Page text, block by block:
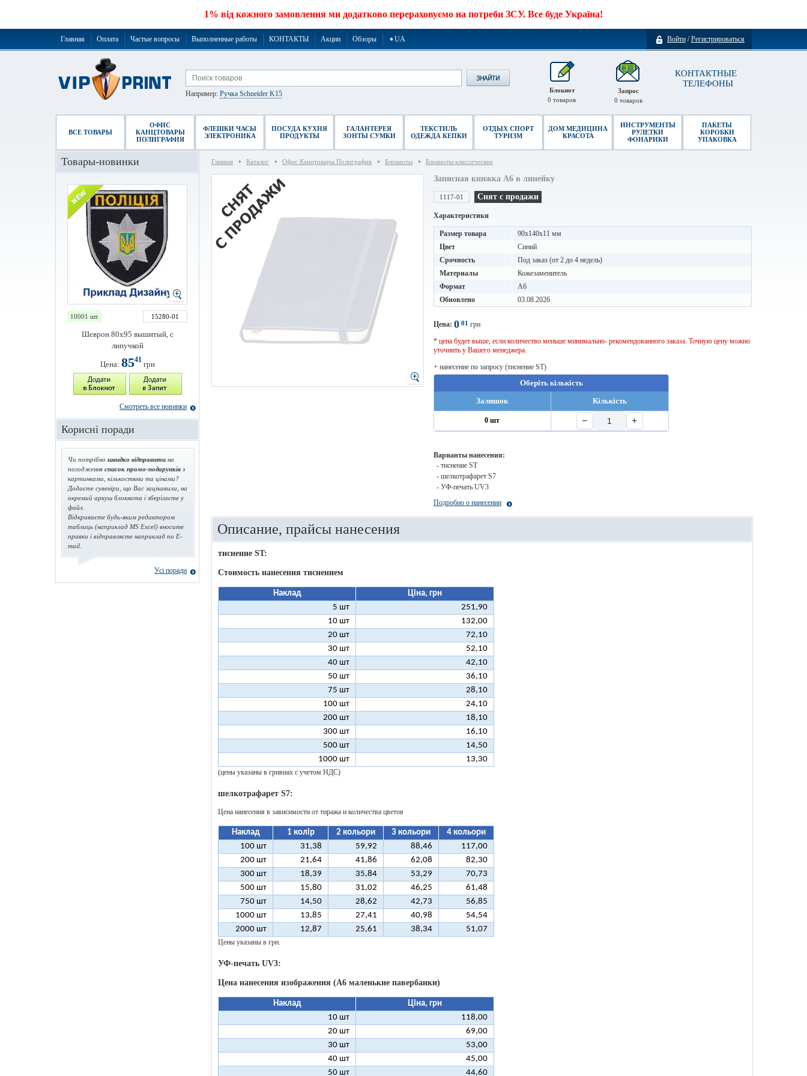
1% від кожного замовлення ми додатково перераховуємо на потреби ЗСУ. Все буде Україна!
Войти /Регистрироваться
Главная Оплата Частые вопросы Выполненные работы КОНТАКТЫ Акции Обзоры ➧UA
КОНТАКТНЫЕ
ТЕЛЕФОНЫ
Запрос
0 товаров
Например: Ручка Schneider K15
Блокнот
0 товаров
ВСЕ ТОВАРЫ
ОФИС
КАНЦТОВАРЫ
ПОЛИГРАФИЯ
ФЛЕШКИ ЧАСЫ
ЭЛЕКТРОНИКА
ПОСУДА КУХНЯ
ПРОДУКТЫ
ГАЛАНТЕРЕЯ
ЗОНТЫ СУМКИ
ТЕКСТИЛЬ
ОДЕЖДА КЕПКИ
ОТДЫХ СПОРТ
ТУРИЗМ
ДОМ МЕДИЦИНА
КРАСОТА
ИНСТРУМЕНТЫ
РУЛЕТКИ
ФОНАРИКИ
ПАКЕТЫ
КОРОБКИ
УПАКОВКА
Главная Каталог Офис Канцтовары Полиграфия Блокноты Блокноты классические
Записная книжка A6 в линейку
1117-01 Снят с продажи
Характеристики
Размер товара
90x140x11 мм
Цвет
Синий
Срочность
Под заказ (от 2 до 4 недель)
Материалы
Кожезаменитель
Формат
A6
Обновлено
03.08.2026
Цена: 0 01 грн
* цена будет выше, если количество меньше минимально- рекомендованного заказа. Точную цену можно
уточнить у Вашего менеджера.
+ нанесение по запросу (тиснение ST)
Оберіть кількість
Залишок
Кількість
0 шт − +
Варианты нанесения:
- тиснение ST
- шелкотрафарет S7
- УФ-печать UV3
Подробно о нанесении
Описание, прайсы нанесения
тиснение ST:
Стоимость нанесения тиснением
Наклад
Ціна, грн
5 шт
251,90
10 шт
132,00
20 шт
72,10
30 шт
52,10
40 шт
42,10
50 шт
36,10
75 шт
28,10
100 шт
24,10
200 шт
18,10
300 шт
16,10
500 шт
14,50
1000 шт
13,30
(цены указаны в гривнах с учетом НДС)
шелкотрафарет S7:
Цена нанесения в зависимости от тиража и количества цветов
Наклад 1 колір 2 кольори 3 кольори
4 кольори
100 шт
31,38 59,92 88,46
117,00
200 шт
21,64 41,86 62,08
82,30
300 шт
18,39 35,84 53,29
70,73
500 шт
15,80 31,02 46,25
61,48
750 шт
14,50 28,62 42,73
56,85
1000 шт
13,85 27,41 40,98
54,54
2000 шт
12,87 25,61 38,34 51,07
Цены указаны в грн.
УФ-печать UV3:
Цена нанесения изображения (А6 маленькие павербанки)
Наклад
Ціна, грн
10 шт
118,00
20 шт
69,00
30 шт
53,00
40 шт
45,00
50 шт
44,60
Товары-новинки
10001 шт. 15280-01
Шеврон 80х95 вышитый, с
липучкой
Цена: 8541грн
Смотреть все новинки
Корисні поради
Чи потрібно швидко відправити на
погодження список промо-подарунків з
картинками, кількостями та цінами?
Додаєте сувеніри, що Вас зацікавили, на
окремий аркуш блокнота і зберігаєте у
файл.
Відкриваєте будь-яким редактором
таблиць (наприклад MS Excel) вносите
правки і відправляєте наприклад по E-
mail.
Усі поради